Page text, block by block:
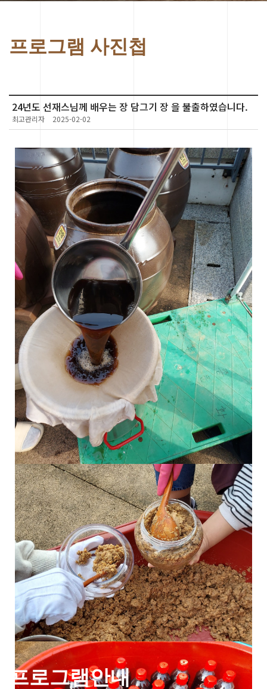
프로그램안내
프로그램 사진첩
24년도 선재스님께 배우는 장 담그기 장 을 불출하였습니다.
최고관리자 2025-02-02